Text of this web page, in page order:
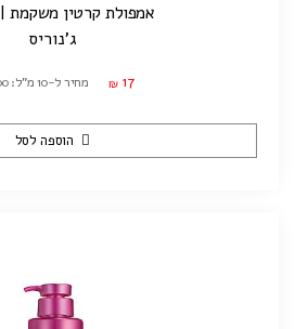
אמפולת קרטין משקמת | 10 מ"ל
ג'נוריס
₪ 17 מחיר ל-10 מ"ל: ₪17.00
הוספה לסל